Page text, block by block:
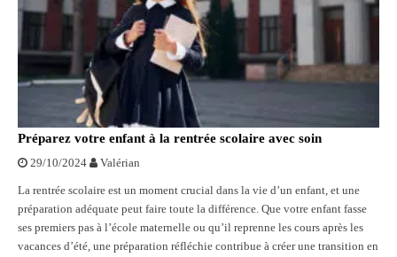
Préparez votre enfant à la rentrée scolaire avec soin
29/10/2024 Valérian
La rentrée scolaire est un moment crucial dans la vie d’un enfant, et une
préparation adéquate peut faire toute la différence. Que votre enfant fasse
ses premiers pas à l’école maternelle ou qu’il reprenne les cours après les
vacances d’été, une préparation réfléchie contribue à créer une transition en